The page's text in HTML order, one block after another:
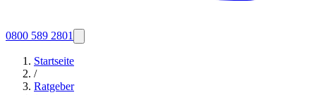
0800 589 2801
Startseite
/
Ratgeber